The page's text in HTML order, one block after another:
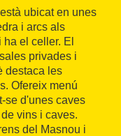
ubicat en unes
i arcs als
el celler. El
privades i
destaca les
Ofereix menú
se d'unes caves
vins i caves.
del Masnou i